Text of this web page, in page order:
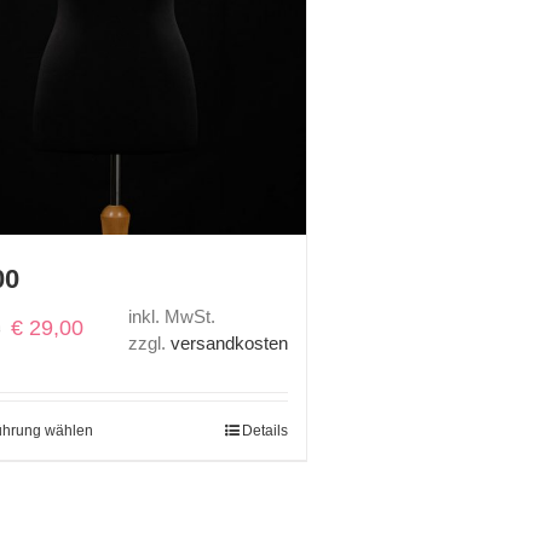
Ursprünglicher
€ 29,00Aktuellerinkl. MwSt.
zzgl.versandkosten
wählen Details